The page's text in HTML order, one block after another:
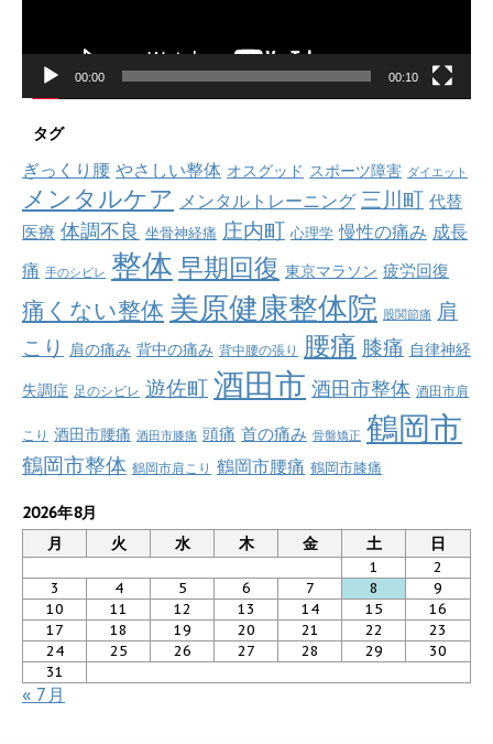
00:00 00:10
タグ
ぎっくり腰 やさしい整体 オスグッド スポーツ障害 ダイエット
メンタルケア メンタルトレーニング 三川町 代替
医療 体調不良 坐骨神経痛 庄内町 心理学 慢性の痛み 成長
痛 手のシビレ 整体 早期回復 東京マラソン 疲労回復
痛くない整体 美原健康整体院 股関節痛 肩
こり 肩の痛み 背中の痛み 背中腰の張り 腰痛 膝痛 自律神経
失調症 足のシビレ 遊佐町 酒田市 酒田市整体 酒田市肩
こり 酒田市腰痛 酒田市膝痛 頭痛 首の痛み 骨盤矯正 鶴岡市
鶴岡市整体 鶴岡市肩こり 鶴岡市腰痛 鶴岡市膝痛
2026年8月
月
火 水 木 金 土 日
1
2
3
4 5 6 7 8
9
10
11 12 13 14 15
16
17
18 19 20 21 22
23
24
25 26 27 28 29
30
31
« 7月